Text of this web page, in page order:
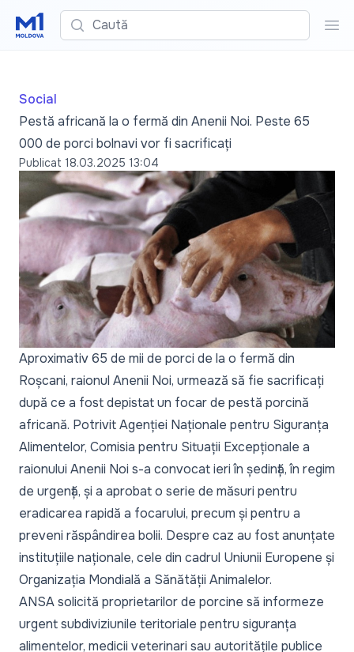
Caută
Social
Pestă africană la o fermă din Anenii Noi. Peste 65
000 de porci bolnavi vor fi sacrificați
Publicat 18.03.2025 13:04
Aproximativ 65 de mii de porci de la o fermă din
Roșcani, raionul Anenii Noi, urmează să fie sacrificați
după ce a fost depistat un focar de pestă porcină
africană. Potrivit Agenției Naționale pentru Siguranța
Alimentelor, Comisia pentru Situații Excepționale a
raionului Anenii Noi s-a convocat ieri în ședință, în regim
de urgență, și a aprobat o serie de măsuri pentru
eradicarea rapidă a focarului, precum și pentru a
preveni răspândirea bolii. Despre caz au fost anunțate
instituțiile naționale, cele din cadrul Uniunii Europene și
Organizația Mondială a Sănătății Animalelor.
ANSA solicită proprietarilor de porcine să informeze
urgent subdiviziunile teritoriale pentru siguranța
alimentelor, medicii veterinari sau autoritățile publice